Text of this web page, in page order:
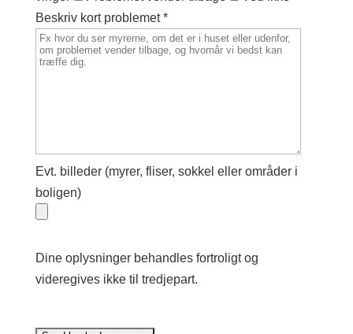
Beskriv kort problemet *
Evt. billeder (myrer, fliser, sokkel eller områder i
boligen)
Dine oplysninger behandles fortroligt og
videregives ikke til tredjepart.